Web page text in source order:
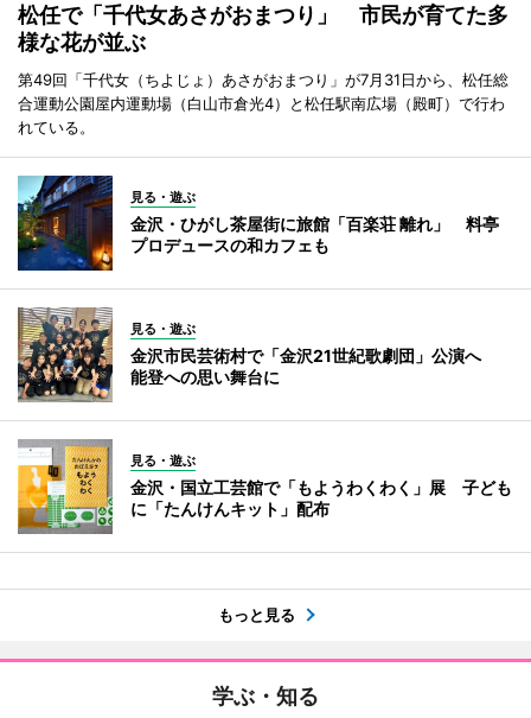
松任で「千代女あさがおまつり」 市民が育てた多
様な花が並ぶ
第49回「千代女（ちよじょ）あさがおまつり」が7月31日から、松任総
合運動公園屋内運動場（白山市倉光4）と松任駅南広場（殿町）で行わ
れている。
見る・遊ぶ
金沢・ひがし茶屋街に旅館「百楽荘 離れ」 料亭
プロデュースの和カフェも
見る・遊ぶ
金沢市民芸術村で「金沢21世紀歌劇団」公演へ
能登への思い舞台に
見る・遊ぶ
金沢・国立工芸館で「もようわくわく」展 子ども
に「たんけんキット」配布
もっと見る
学ぶ・知る